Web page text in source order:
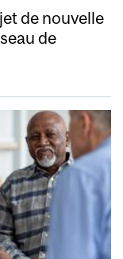
de nouvelle
de